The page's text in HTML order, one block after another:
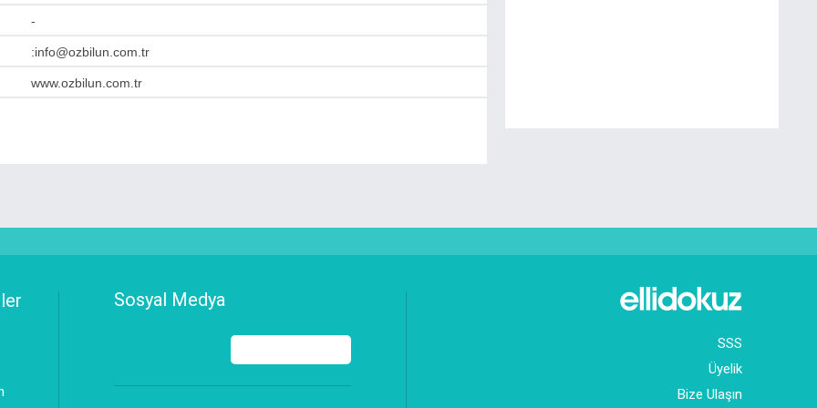
-
:info@ozbilun.com.tr
www.ozbilun.com.tr
Sosyal Medya
SSS
Üyelik
Bize Ulaşın